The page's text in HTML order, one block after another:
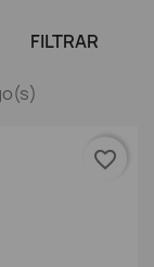
FILTRAR
favorite_border